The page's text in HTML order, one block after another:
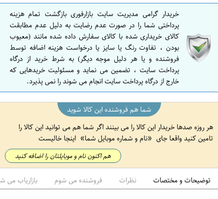
ا
ص
ف
ه
ن
خریدار گرامی مدیریت سایت بازارفوری بازگشت تمام هزینه
پرداختی شما را در صورت عدم رضایت به دلیل عدم مطابقت
کالای خریداری شده با کالای سفارش داده شده مانند (معیوب
بودن ، تفاوت رنگ یا سایز یا درخواست هزینه اضافه توسط
فروشنده و یا هر دلیل موجه دیگر) به شرط خرید از درگاه
پرداخت سایت ، تضمین می نماید و مسئولیت خریدهایی که
خارج از درگاه پرداخت سایت انجام می شوند را نمی پذیرد.
شما هم فروشنده این کالا شوید
هر روزه صدها خریدار این کالا را می بینند اگر شما هم می توانید این کالا را
تامین کنید واقعا جای
نام و شماره موبایل شما اینجا خالیست
هم اکنون نام و موبایلتان را اضافه کنید
توضیحات و مختصات نظرات فروشنده می شوم بازاریاب می